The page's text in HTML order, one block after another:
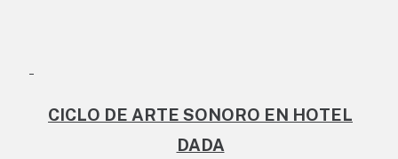
CICLO DE ARTE SONORO EN HOTEL
DADA